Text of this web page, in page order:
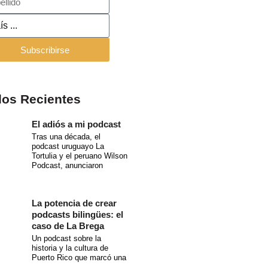
Subscribirse
Recientes
El adiós a mi podcast
Tras una década, el
podcast uruguayo La
Tortulia y el peruano Wilson
Podcast, anunciaron
La potencia de crear
podcasts bilingües: el
caso de La Brega
Un podcast sobre la
historia y la cultura de
Puerto Rico que marcó una